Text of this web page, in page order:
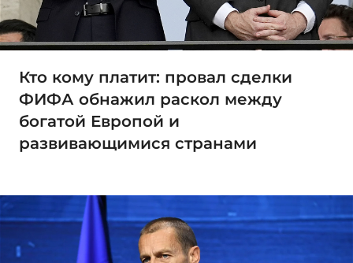
Кто кому платит: провал сделки
ФИФА обнажил раскол между
богатой Европой и
развивающимися странами